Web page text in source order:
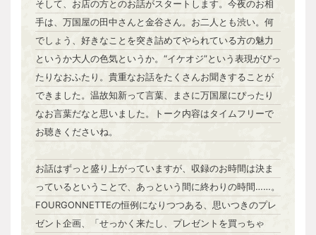
そして、お店の方とのお話がスタートします。今夜のお相
手は、万国屋の田中さんと金谷さん。お二人とも渋い。何
でしょう、好きなことを突き詰めてやられている方の魅力
というか大人の色気というか。“イケオジ”という表現がぴっ
たりなおふたり。貴重なお話をたくさんお聞きすることが
できました。温故知新って言葉、まさに万国屋にぴったり
なお言葉だなと思いました。トーク内容はタイムフリーで
お聴きくださいね。
お話はずっと盛り上がっていますが、収録のお時間は決ま
っているということで、あっという間に終わりの時間……。
FOURGONNETTEの恒例になりつつある、思いつきのプレ
ゼント企画、「せっかく来たし、プレゼントを買っちゃ